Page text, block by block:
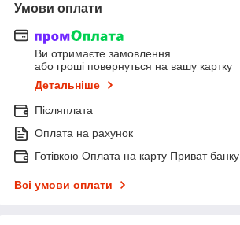
Умови оплати
Ви отримаєте замовлення
або гроші повернуться на вашу картку
Детальніше
Післяплата
Оплата на рахунок
Готівкою Оплата на карту Приват банку
Всі умови оплати